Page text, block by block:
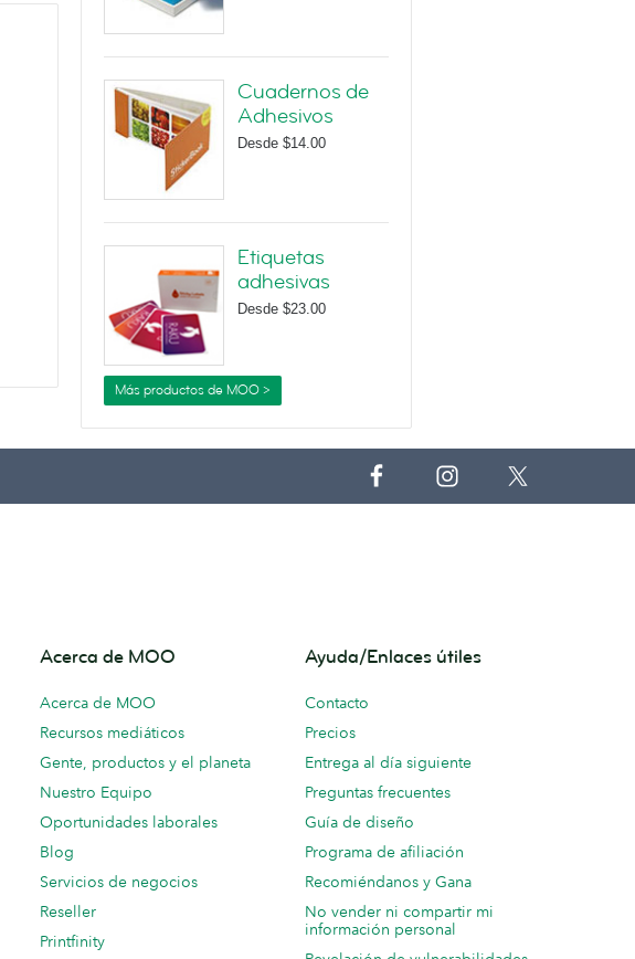
Cuadernos de
Adhesivos
Desde $14.00
Etiquetas
adhesivas
Desde $23.00
Más productos de MOO >
Acerca de MOO
Acerca de MOO
Recursos mediáticos
Gente, productos y el planeta
Nuestro Equipo
Oportunidades laborales
Blog
Servicios de negocios
Reseller
Printfinity
Ayuda/Enlaces útiles
Contacto
Precios
Entrega al día siguiente
Preguntas frecuentes
Guía de diseño
Programa de afiliación
Recomiéndanos y Gana
No vender ni compartir mi
información personal